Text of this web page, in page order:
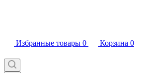
Избранные товары 0 Корзина 0